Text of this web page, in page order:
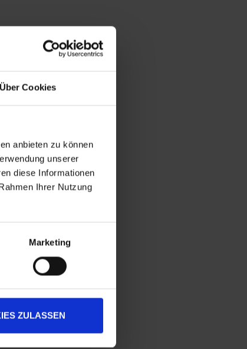
Über Cookies
anbieten zu können
unserer
diese Informationen
Ihrer Nutzung
Marketing
ZULASSEN